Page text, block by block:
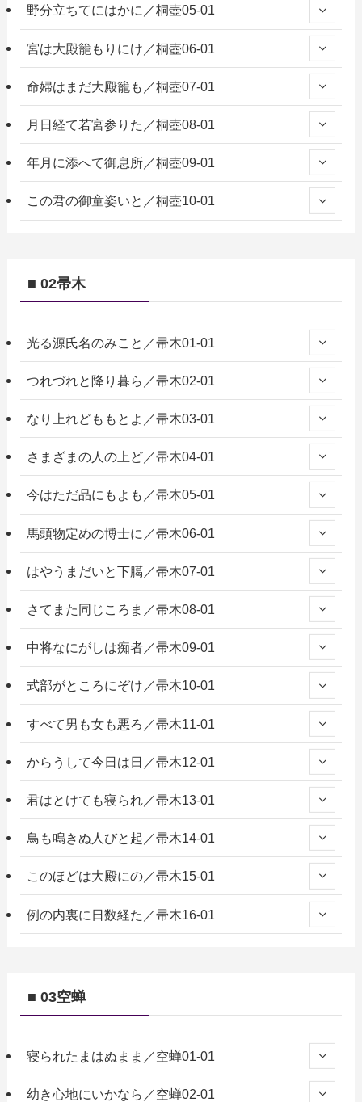
野分立ちてにはかに／桐壺05-01
宮は大殿籠もりにけ／桐壺06-01
命婦はまだ大殿籠も／桐壺07-01
月日経て若宮参りた／桐壺08-01
年月に添へて御息所／桐壺09-01
この君の御童姿いと／桐壺10-01
■ 02帚木
光る源氏名のみこと／帚木01-01
つれづれと降り暮ら／帚木02-01
なり上れどももとよ／帚木03-01
さまざまの人の上ど／帚木04-01
今はただ品にもよも／帚木05-01
馬頭物定めの博士に／帚木06-01
はやうまだいと下臈／帚木07-01
さてまた同じころま／帚木08-01
中将なにがしは痴者／帚木09-01
式部がところにぞけ／帚木10-01
すべて男も女も悪ろ／帚木11-01
からうして今日は日／帚木12-01
君はとけても寝られ／帚木13-01
鳥も鳴きぬ人びと起／帚木14-01
このほどは大殿にの／帚木15-01
例の内裏に日数経た／帚木16-01
■ 03空蝉
寝られたまはぬまま／空蝉01-01
幼き心地にいかなら／空蝉02-01